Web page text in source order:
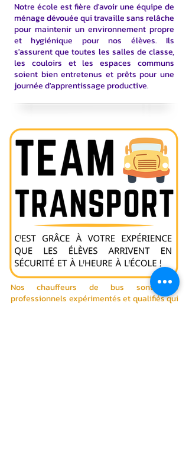
Notre école est fière d'avoir une équipe de
ménage dévouée qui travaille sans relâche
pour maintenir un environnement propre
et hygiénique pour nos élèves. Ils
s'assurent que toutes les salles de classe,
les couloirs et les espaces communs
soient bien entretenus et prêts pour une
journée d'apprentissage productive.
Nos chauffeurs de bus sont des
professionnels expérimentés et qualifiés qui